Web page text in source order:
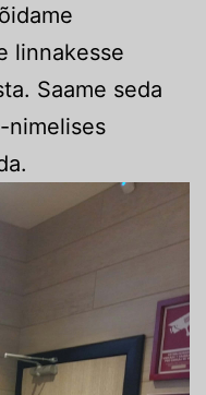
linnakesse
Saame seda
nimelises